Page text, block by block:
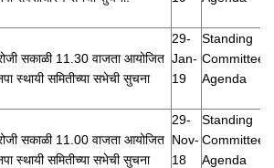
सकाळी 11.30 वाजता आयोजित
स्थायी समितीच्या सभेची सुचना
29-
Jan-
19
Standing
Committee
Agenda
सकाळी 11.00 वाजता आयोजित
स्थायी समितीच्या सभेची सुचना
29-
Nov-
18
Standing
Committee
Agenda